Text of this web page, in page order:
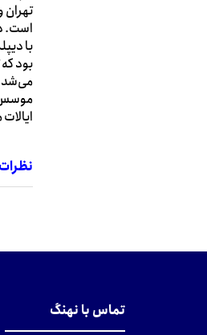
است.
با
بود
تماس با نهنگ